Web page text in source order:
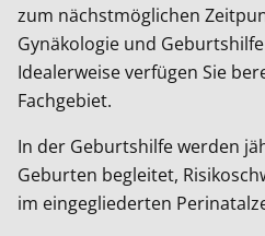
zum nächstmöglichen
Gynäkologie und
Idealerweise verfügen Sie
Fachgebiet.
In der Geburtshilfe werden
Geburten begleitet,
im eingegliederten